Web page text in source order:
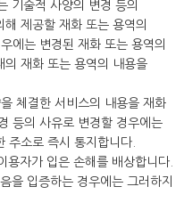
기술적 사양의 변경 등의
제공할 재화 또는 용역의
에는 변경된 재화 또는 용역의
의 재화 또는 용역의 내용을
체결한 서비스의 내용을 재화
등의 사유로 변경할 경우에는
주소로 즉시 통지합니다.
자가 입은 손해를 배상합니다.
을 입증하는 경우에는 그러하지